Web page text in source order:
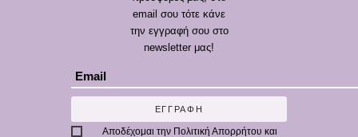
email σου τότε κάνε
την εγγραφή σου στο
newsletter μας!
ΕΓΓΡΑΦΗ
Αποδέχομαι την Πολιτική Απορρήτου και